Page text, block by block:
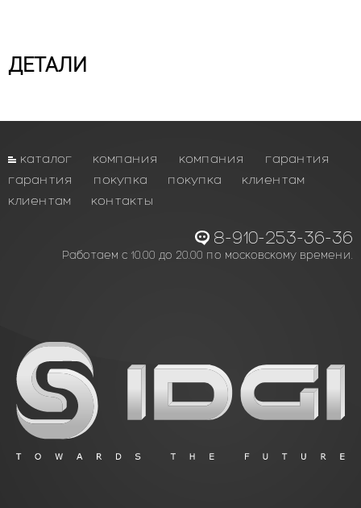
ДЕТАЛИ
каталог компания компания
гарантия
гарантия
покупка покупка
клиентам
клиентам
контакты
8-910-253-36-36
Работаем с 10.00 до 20.00 по московскому времени.